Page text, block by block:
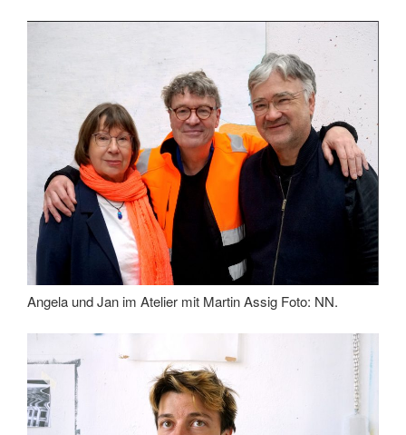
Angela und Jan im Atelier mit Martin Assig Foto: NN.